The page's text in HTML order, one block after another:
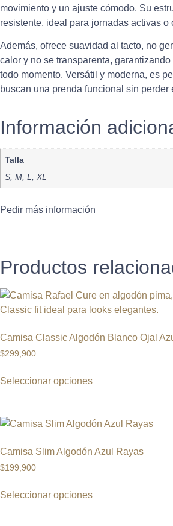
movimiento y un ajuste cómodo. Su
resistente, ideal para jornadas activas o
Además, ofrece suavidad al tacto, no
calor y no se transparenta,
todo momento. Versátil y moderna, es
buscan una prenda funcional sin perder
Información
Talla
S, M, L, XL
Pedir más información
Productos
Camisa Classic Algodón Blanco Ojal
$299,900
Seleccionar opciones
Camisa Slim Algodón Azul Rayas
$199,900
Seleccionar opciones